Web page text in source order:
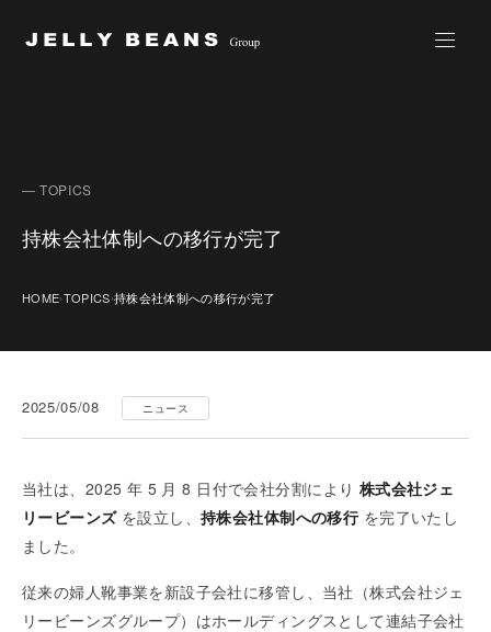
Jelly Beans Group
— TOPICS
持株会社体制への移行が完了
HOME›TOPICS›持株会社体制への移行が完了
2025/05/08 ニュース
当社は、2025 年 5 月 8 日付で会社分割により 株式会社ジェ
リービーンズを設立し、持株会社体制への移行を完了いたし
ました。
従来の婦人靴事業を新設子会社に移管し、当社（株式会社ジェ
リービーンズグループ）はホールディングスとして連結子会社